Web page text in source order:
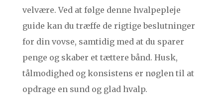
velvære. Ved at følge denne hvalpepleje
guide kan du træffe de rigtige beslutninger
for din vovse, samtidig med at du sparer
penge og skaber et tættere bånd. Husk,
tålmodighed og konsistens er nøglen til at
opdrage en sund og glad hvalp.